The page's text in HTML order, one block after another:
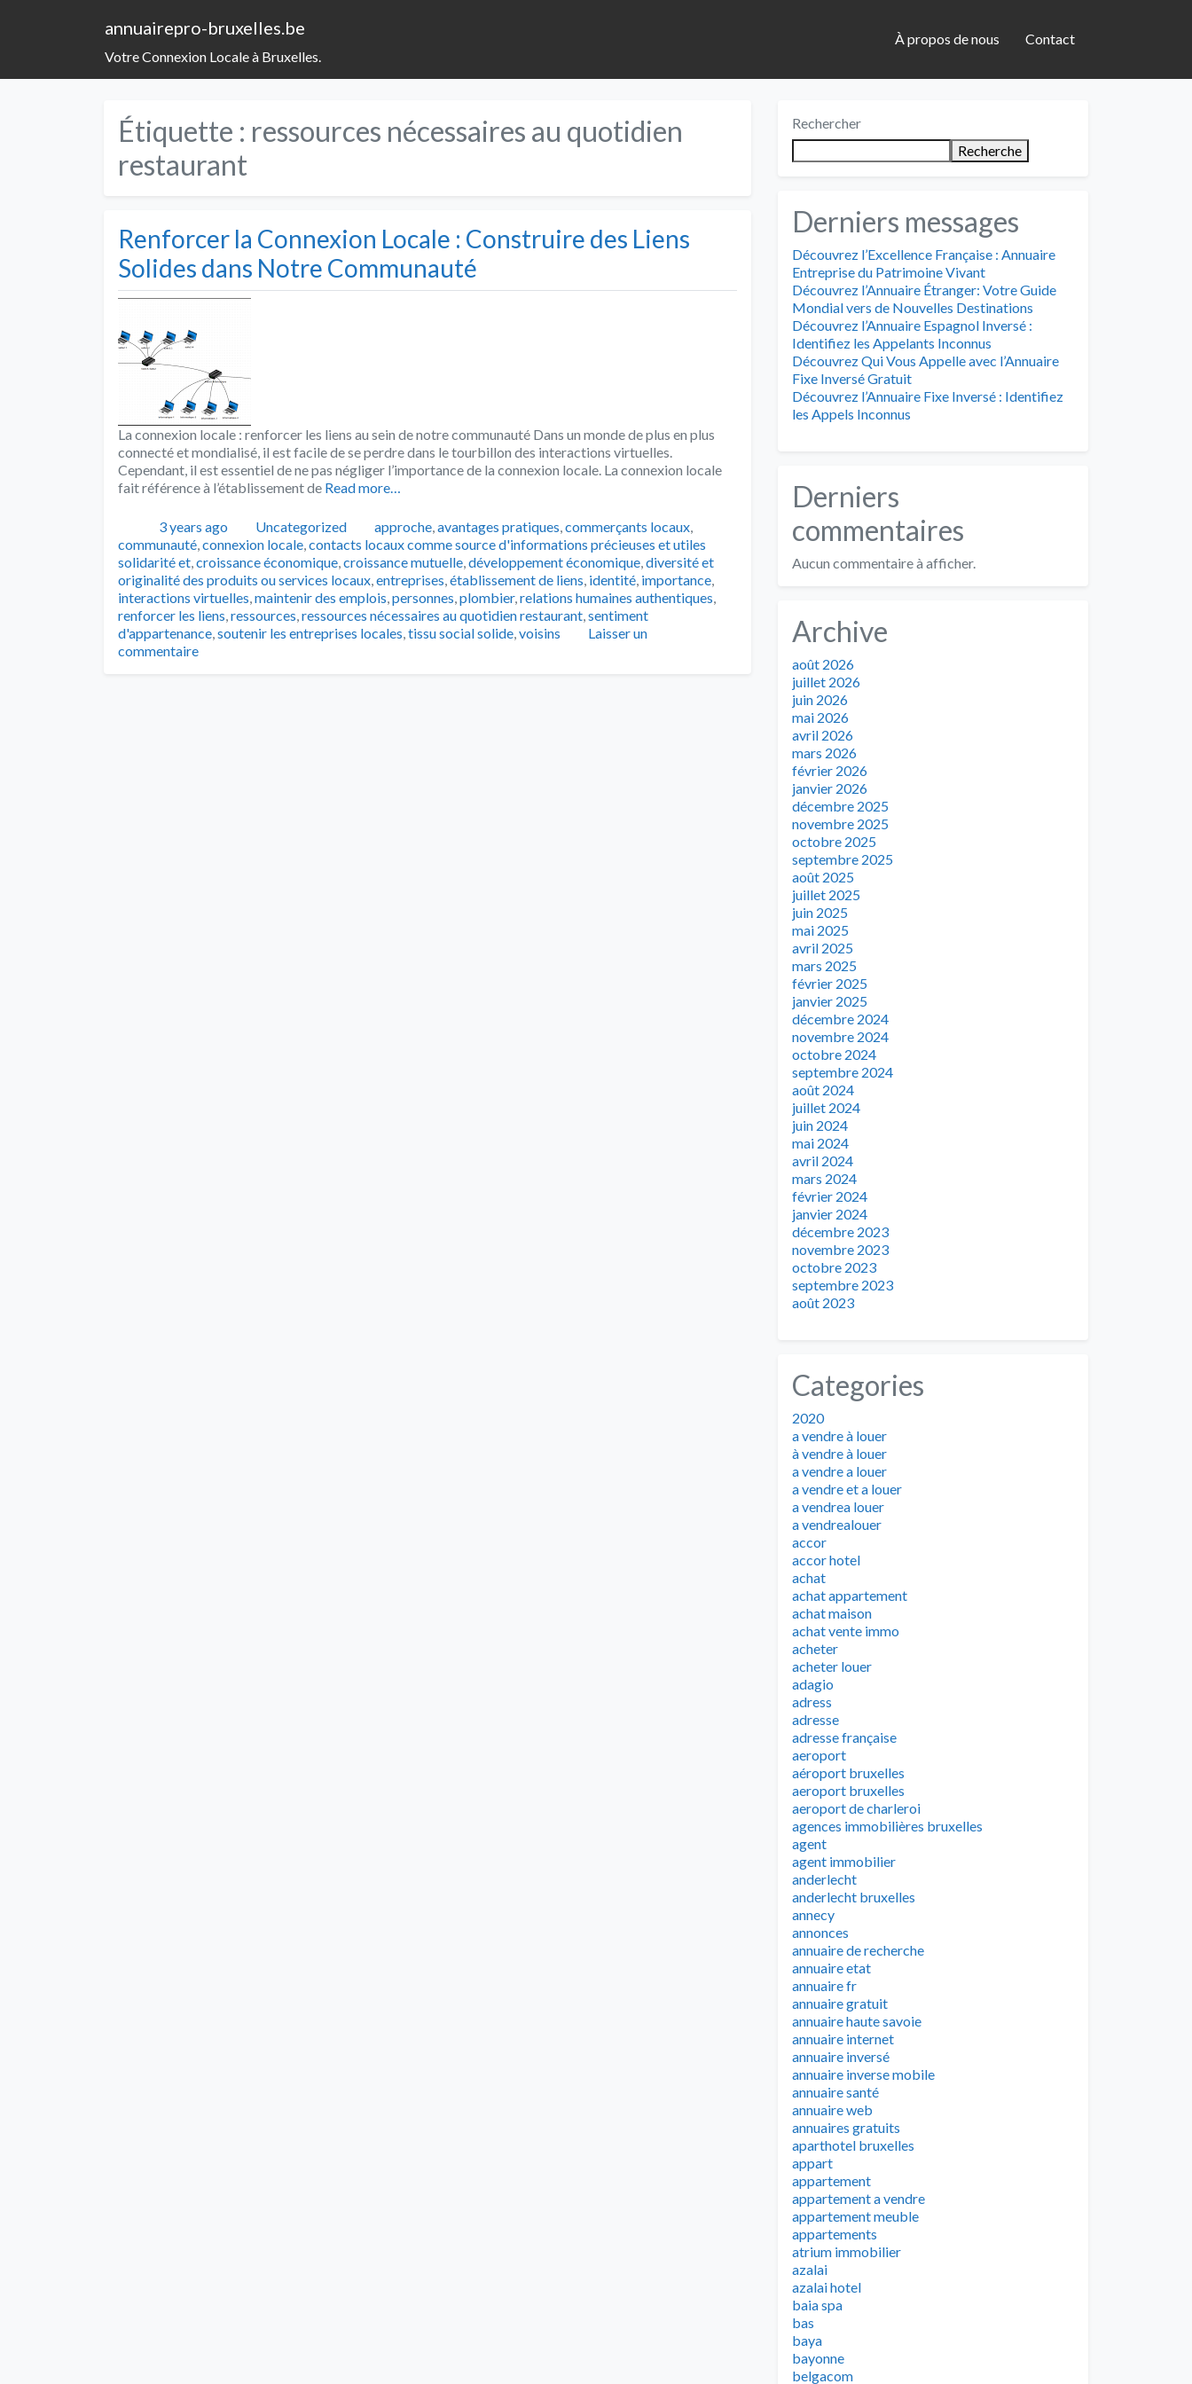
annuairepro-bruxelles.be
Votre Connexion Locale à Bruxelles.
À propos de nous Contact
Étiquette : ressources nécessaires au quotidien
restaurant
Renforcer la Connexion Locale : Construire des Liens
Solides dans Notre Communauté
La connexion locale : renforcer les liens au sein de notre communauté Dans un monde de plus en plus
connecté et mondialisé, il est facile de se perdre dans le tourbillon des interactions virtuelles.
Cependant, il est essentiel de ne pas négliger l’importance de la connexion locale. La connexion locale
fait référence à l’établissement de Read more…
Publié3 years ago Catégories
Uncategorized Tags
approche,avantages pratiques,commerçants locaux,
communauté,connexion locale,contacts locaux comme source d'informations précieuses et utiles
solidarité et,croissance économique,croissance mutuelle,développement économique,diversité et
originalité des produits ou services locaux,entreprises,établissement de liens, identité, importance,
interactions virtuelles,maintenir des emplois,personnes,plombier,relations humaines authentiques,
renforcer les liens,ressources,ressources nécessaires au quotidien restaurant,sentiment
d'appartenance,soutenir les entreprises locales,tissu social solide,voisins
Laisser un
commentaire
Rechercher
Recherche
Derniers messages
Découvrez l’Excellence Française : Annuaire
Entreprise du Patrimoine Vivant
Découvrez l’Annuaire Étranger: Votre Guide
Mondial vers de Nouvelles Destinations
Découvrez l’Annuaire Espagnol Inversé :
Identifiez les Appelants Inconnus
Découvrez Qui Vous Appelle avec l’Annuaire
Fixe Inversé Gratuit
Découvrez l’Annuaire Fixe Inversé : Identifiez
les Appels Inconnus
Derniers
commentaires
Aucun commentaire à afficher.
Archive
août 2026
juillet 2026
juin 2026
mai 2026
avril 2026
mars 2026
février 2026
janvier 2026
décembre 2025
novembre 2025
octobre 2025
septembre 2025
août 2025
juillet 2025
juin 2025
mai 2025
avril 2025
mars 2025
février 2025
janvier 2025
décembre 2024
novembre 2024
octobre 2024
septembre 2024
août 2024
juillet 2024
juin 2024
mai 2024
avril 2024
mars 2024
février 2024
janvier 2024
décembre 2023
novembre 2023
octobre 2023
septembre 2023
août 2023
Categories
2020
a vendre à louer
à vendre à louer
a vendre a louer
a vendre et a louer
a vendrea louer
a vendrealouer
accor
accor hotel
achat
achat appartement
achat maison
achat vente immo
acheter
acheter louer
adagio
adress
adresse
adresse française
aeroport
aéroport bruxelles
aeroport bruxelles
aeroport de charleroi
agences immobilières bruxelles
agent
agent immobilier
anderlecht
anderlecht bruxelles
annecy
annonces
annuaire de recherche
annuaire etat
annuaire fr
annuaire gratuit
annuaire haute savoie
annuaire internet
annuaire inversé
annuaire inverse mobile
annuaire santé
annuaire web
annuaires gratuits
aparthotel bruxelles
appart
appartement
appartement a vendre
appartement meuble
appartements
atrium immobilier
azalai
azalai hotel
baia spa
bas
baya
bayonne
belgacom